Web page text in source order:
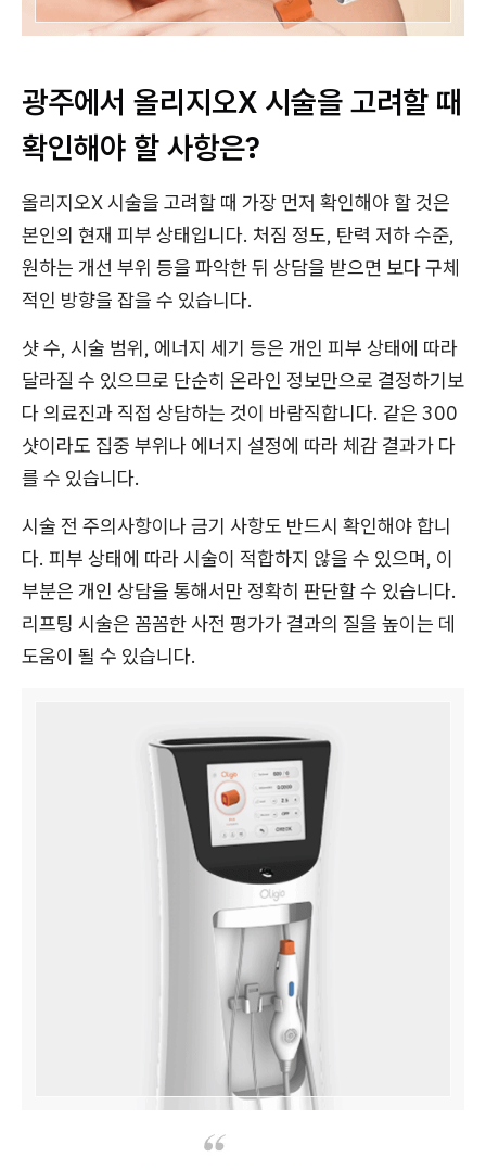
광주에서 올리지오X 시술을 고려할 때
확인해야 할 사항은?
올리지오X 시술을 고려할 때 가장 먼저 확인해야 할 것은
본인의 현재 피부 상태입니다. 처짐 정도, 탄력 저하 수준,
원하는 개선 부위 등을 파악한 뒤 상담을 받으면 보다 구체
적인 방향을 잡을 수 있습니다.
샷 수, 시술 범위, 에너지 세기 등은 개인 피부 상태에 따라
달라질 수 있으므로 단순히 온라인 정보만으로 결정하기보
다 의료진과 직접 상담하는 것이 바람직합니다. 같은 300
샷이라도 집중 부위나 에너지 설정에 따라 체감 결과가 다
를 수 있습니다.
시술 전 주의사항이나 금기 사항도 반드시 확인해야 합니
다. 피부 상태에 따라 시술이 적합하지 않을 수 있으며, 이
부분은 개인 상담을 통해서만 정확히 판단할 수 있습니다.
리프팅 시술은 꼼꼼한 사전 평가가 결과의 질을 높이는 데
도움이 될 수 있습니다.